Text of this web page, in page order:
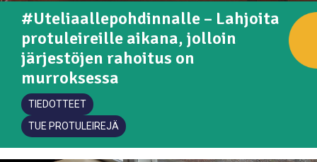
#Uteliaallepohdinnalle – Lahjoita
protuleireille aikana, jolloin
järjestöjen rahoitus on
murroksessa
TIEDOTTEET
TUE PROTULEIREJÄ